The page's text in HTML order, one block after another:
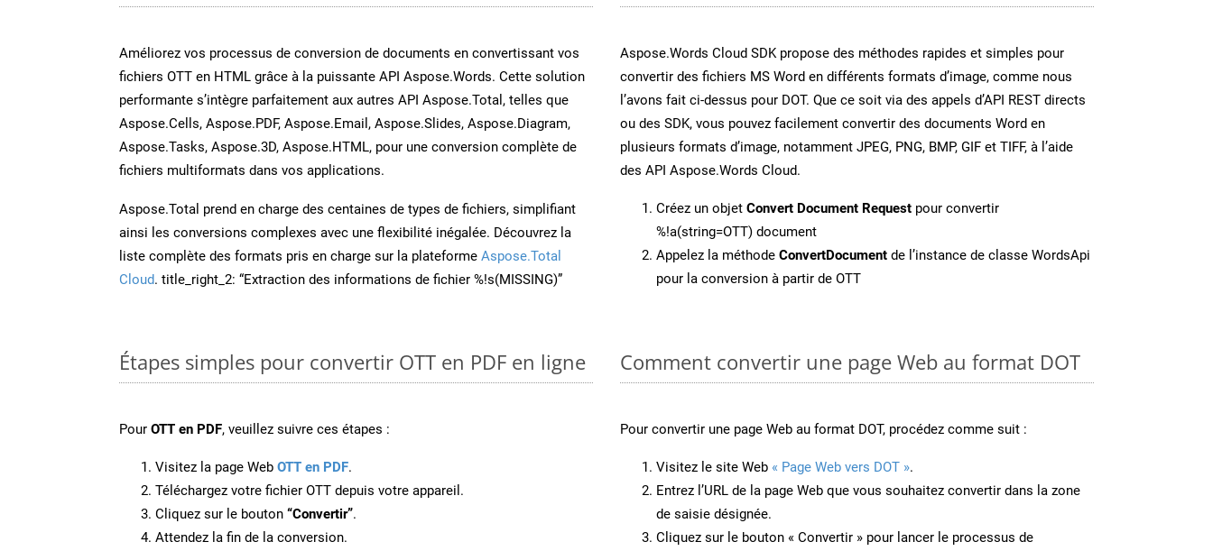
Améliorez vos processus de conversion de documents en convertissant vos
fichiers OTT en HTML grâce à la puissante API Aspose.Words. Cette solution
performante s’intègre parfaitement aux autres API Aspose.Total, telles que
Aspose.Cells, Aspose.PDF, Aspose.Email, Aspose.Slides, Aspose.Diagram,
Aspose.Tasks, Aspose.3D, Aspose.HTML, pour une conversion complète de
fichiers multiformats dans vos applications.
Aspose.Total prend en charge des centaines de types de fichiers, simplifiant
ainsi les conversions complexes avec une flexibilité inégalée. Découvrez la
liste complète des formats pris en charge sur la plateforme Aspose.Total
Cloud. title_right_2: “Extraction des informations de fichier %!s(MISSING)”
Aspose.Words Cloud SDK propose des méthodes rapides et simples pour
convertir des fichiers MS Word en différents formats d’image, comme nous
l’avons fait ci-dessus pour DOT. Que ce soit via des appels d’API REST directs
ou des SDK, vous pouvez facilement convertir des documents Word en
plusieurs formats d’image, notamment JPEG, PNG, BMP, GIF et TIFF, à l’aide
des API Aspose.Words Cloud.
Créez un objet Convert Document Request pour convertir
%!a(string=OTT) document
Appelez la méthode ConvertDocument de l’instance de classe WordsApi
pour la conversion à partir de OTT
Étapes simples pour convertir OTT en PDF en ligne
Pour OTT en PDF, veuillez suivre ces étapes :
Visitez la page Web OTT en PDF.
Téléchargez votre fichier OTT depuis votre appareil.
Cliquez sur le bouton “Convertir”.
Attendez la fin de la conversion.
Comment convertir une page Web au format DOT
Pour convertir une page Web au format DOT, procédez comme suit :
Visitez le site Web « Page Web vers DOT ».
Entrez l’URL de la page Web que vous souhaitez convertir dans la zone
de saisie désignée.
Cliquez sur le bouton « Convertir » pour lancer le processus de